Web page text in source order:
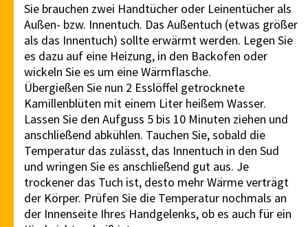
Sie brauchen zwei Handtücher oder Leinentücher als
Außen- bzw. Innentuch. Das Außentuch (etwas größer
als das Innentuch) sollte erwärmt werden. Legen Sie
es dazu auf eine Heizung, in den Backofen oder
wickeln Sie es um eine Wärmflasche.
Übergießen Sie nun 2 Esslöffel getrocknete
Kamillenblüten mit einem Liter heißem Wasser.
Lassen Sie den Aufguss 5 bis 10 Minuten ziehen und
anschließend abkühlen. Tauchen Sie, sobald die
Temperatur das zulässt, das Innentuch in den Sud
und wringen Sie es anschließend gut aus. Je
trockener das Tuch ist, desto mehr Wärme verträgt
der Körper. Prüfen Sie die Temperatur nochmals an
der Innenseite Ihres Handgelenks, ob es auch für ein